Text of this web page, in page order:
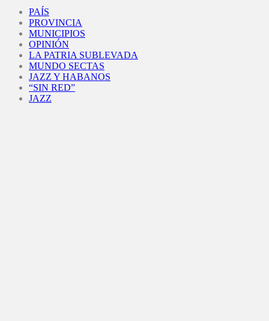
PAÍS
PROVINCIA
MUNICIPIOS
OPINIÓN
LA PATRIA SUBLEVADA
MUNDO SECTAS
JAZZ Y HABANOS
“SIN RED”
JAZZ